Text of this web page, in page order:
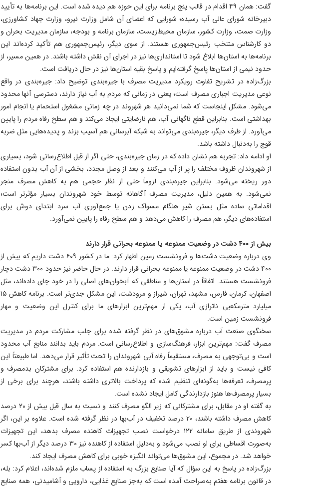
گفت: همان ۴۹ اقدام در قالب پنج برنامه برای این حوزه هم دیده شده است. این برنامه‌ها به تأیید
دبیرخانه شورای عالی آب رسیده؛ شورایی که اعضای آن شامل وزارت نیرو، وزارت جهاد کشاورزی،
وزارت صمت، وزارت کشور، سازمان محیط‌زیست، سازمان برنامه و بودجه، سازمان مدیریت بحران و
دو کارشناس منتخب رئیس‌جمهوری هستند. از سوی دیگر، رئیس‌جمهوری هم تأکید کرده‌اند این
برنامه‌ها به استان‌ها ابلاغ شود تا استانداری‌ها نیز در اجرای آن نقش داشته باشند. در همین مسیر، از
حدود نیمی از استان‌ها پاسخ گرفته‌ایم و پاسخ بقیه استان‌ها نیز در حال دریافت است.
بزرگ‌زاده در تشریح تفاوت رویکرد مدیریت مصرف با جیره‌بندی توضیح داد: جیره‌بندی در واقع
نوعی مدیریت اجباری مصرف است؛ یعنی در زمانی که مردم به آب نیاز دارند، دسترسی آنها محدود
می‌شود. مشکل اینجاست که شما نمی‌دانید هر شهروند در چه زمانی مشغول استحمام یا انجام امور
بهداشتی است. بنابراین قطع ناگهانی آب، هم نارضایتی ایجاد می‌کند و هم سطح رفاه مردم را پایین
می‌آورد. از طرف دیگر، جیره‌بندی می‌تواند به شبکه آبرسانی هم آسیب بزند و پدیده‌هایی مثل ضربه
قوچ را به‌دنبال داشته باشد.
او ادامه داد: تجربه هم نشان داده که در زمان جیره‌بندی، حتی اگر از قبل اطلاع‌رسانی شود، بسیاری
از شهروندان ظروف مختلف را پر از آب می‌کنند و بعد از وصل مجدد، بخشی از آن آب بدون استفاده
دور ریخته می‌شود. بنابراین جیره‌بندی لزوماً حتی از نظر حجمی هم به کاهش مصرف منجر
نمی‌شود. به همین دلیل، مدیریت مصرف آگاهانه توسط خود شهروندان بسیار مؤثرتر است؛
اقداماتی ساده مثل بستن شیر هنگام مسواک زدن یا جمع‌آوری آب سرد ابتدای دوش برای
استفاده‌های دیگر، هم مصرف را کاهش می‌دهد و هم سطح رفاه را پایین نمی‌آورد.
بیش از ۴۰۰ دشت در وضعیت ممنوعه یا ممنوعه بحرانی قرار دارند
وی درباره وضعیت دشت‌ها و فرونشست زمین اظهار کرد: ما در کشور ۶۰۹ دشت داریم که بیش از
۴۰۰ دشت در وضعیت ممنوعه یا ممنوعه بحرانی قرار دارند. در حال حاضر نیز حدود ۳۰۰ دشت دچار
فرونشست هستند. اتفاقاً در استان‌ها و مناطقی که آبخوان‌های اصلی را در خود جای داده‌اند، مثل
اصفهان، کرمان، فارس، مشهد، تهران، شیراز و مرودشت، این مشکل جدی‌تر است. برنامه کاهش ۱۵
میلیارد مترمکعبی ناترازی آب، یکی از مهم‌ترین ابزارهای ما برای کنترل این وضعیت و مهار
فرونشست زمین است.
سخنگوی صنعت آب درباره مشوق‌های در نظر گرفته شده برای جلب مشارکت مردم در مدیریت
مصرف گفت: مهم‌ترین ابزار، فرهنگ‌سازی و اطلاع‌رسانی است. مردم باید بدانند منابع آب محدود
است و بی‌توجهی به مصرف، مستقیماً رفاه آبی شهروندان را تحت تأثیر قرار می‌دهد. اما طبیعتاً این
کافی نیست و باید از ابزارهای تشویقی و بازدارنده هم استفاده کرد. برای مشترکان بدمصرف و
پرمصرف، تعرفه‌ها به‌گونه‌ای تنظیم شده که پرداخت بالاتری داشته باشند، هرچند برای برخی از
بسیار پرمصرف‌ها هنوز بازدارندگی کامل ایجاد نشده است.
به گفته او در مقابل، برای مشترکانی که زیر الگو مصرف کنند و نسبت به سال قبل بیش از ۲۰ درصد
کاهش مصرف داشته باشند، ۲۰ درصد تخفیف در آب‌بها در نظر گرفته شده است. علاوه بر این، اگر
شهروندی از طریق سامانه ۱۲۲ درخواست نصب تجهیزات کاهنده مصرف بدهد، این تجهیزات
به‌صورت اقساطی برای او نصب می‌شود و به‌دلیل استفاده از کاهنده نیز ۳۰ درصد دیگر از آب‌بها کسر
خواهد شد. در مجموع، این مشوق‌ها می‌تواند انگیزه خوبی برای کاهش مصرف ایجاد کند.
بزرگ‌زاده در پاسخ به این سؤال که آیا صنایع بزرگ به استفاده از پساب ملزم شده‌اند، اعلام کرد: بله،
در قانون برنامه هفتم به‌صراحت آمده است که به‌جز صنایع غذایی، دارویی و آشامیدنی، همه صنایع